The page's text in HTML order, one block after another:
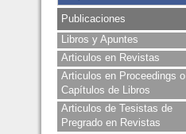
Publicaciones
Libros y Apuntes
Articulos en Revistas
Articulos en Proceedings o
Capítulos de Libros
Articulos de Tesistas de
Pregrado en Revistas